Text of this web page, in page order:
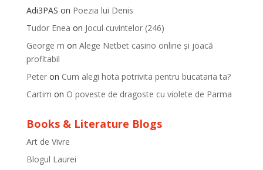
Adi3PAS on Poezia lui Denis
Tudor Enea on Jocul cuvintelor (246)
George m on Alege Netbet casino online și joacă
profitabil
Peteron Cum alegi hota potrivita pentru bucataria ta?
Cartim on O poveste de dragoste cu violete de Parma
Books & Literature Blogs
Art de Vivre
Blogul Laurei